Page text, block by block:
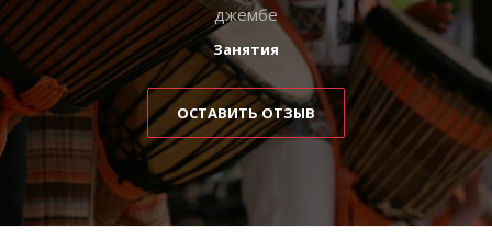
джембе
Занятия
ОСТАВИТЬ ОТЗЫВ